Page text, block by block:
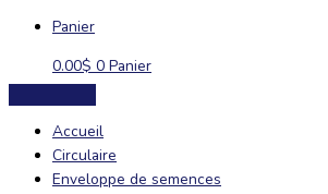
Panier
0.00$ 0 Panier
Accueil
Circulaire
Enveloppe de semences